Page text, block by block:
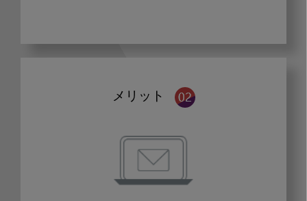
メリット